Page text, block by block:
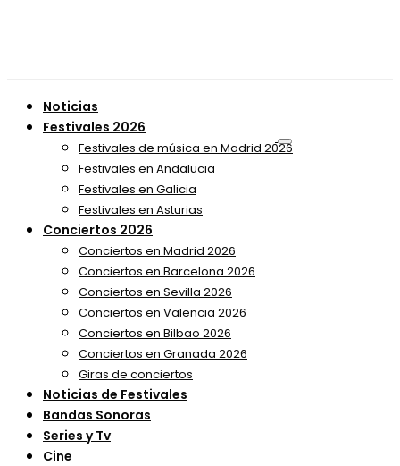
Noticias
Festivales 2026
Festivales de música en Madrid 2026
Festivales en Andalucia
Festivales en Galicia
Festivales en Asturias
Conciertos 2026
Conciertos en Madrid 2026
Conciertos en Barcelona 2026
Conciertos en Sevilla 2026
Conciertos en Valencia 2026
Conciertos en Bilbao 2026
Conciertos en Granada 2026
Giras de conciertos
Noticias de Festivales
Bandas Sonoras
Series y Tv
Cine